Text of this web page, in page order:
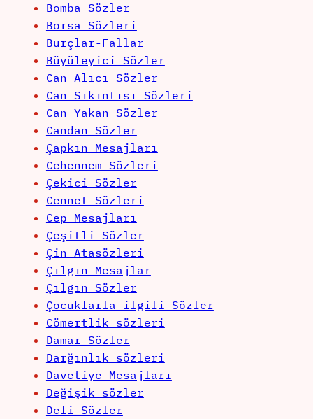
Bomba Sözler
Borsa Sözleri
Burçlar-Fallar
Büyüleyici Sözler
Can Alıcı Sözler
Can Sıkıntısı Sözleri
Can Yakan Sözler
Candan Sözler
Çapkın Mesajları
Cehennem Sözleri
Çekici Sözler
Cennet Sözleri
Cep Mesajları
Çeşitli Sözler
Çin Atasözleri
Çılgın Mesajlar
Çılgın Sözler
Çocuklarla ilgili Sözler
Cömertlik sözleri
Damar Sözler
Darğınlık sözleri
Davetiye Mesajları
Değişik sözler
Deli Sözler